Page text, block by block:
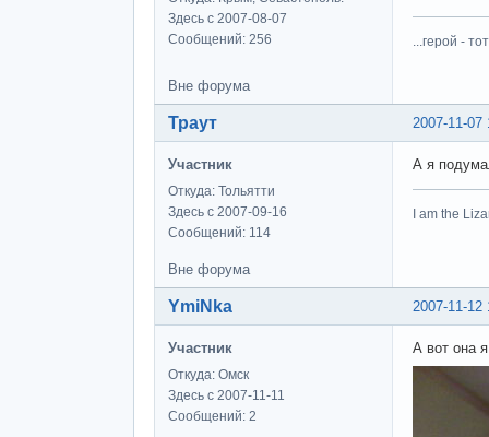
Здесь с 2007-08-07
Сообщений: 256
...герой -
Вне форума
2007-11-07
Траут
Участник
Откуда: Тольятти
Здесь с 2007-09-16
Сообщений: 114
А я
I am the
Вне форума
2007-11-12
YmiNka
Участник
Откуда: Омск
Здесь с 2007-11-11
Сообщений: 2
А вот она